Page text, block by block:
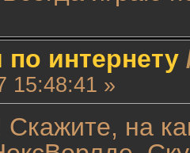
по интернету
15:48:41 »
на